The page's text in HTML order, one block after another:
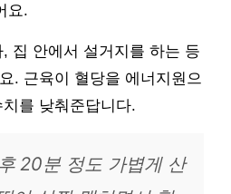
요.
집 안에서 설거지를 하는 등
. 근육이 혈당을 에너지원으
를 낮춰준답니다.
20분 정도 가볍게 산